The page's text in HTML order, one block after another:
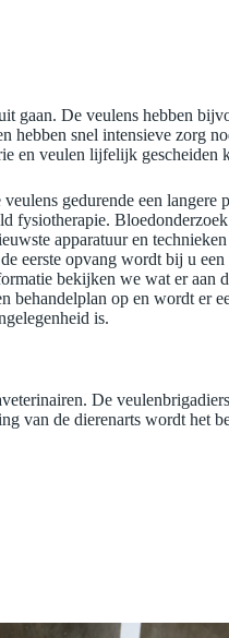
gaan. De veulens hebben
hebben snel intensieve
en veulen lijfelijk gescheiden
gedurende een
apparatuur en
eerste opvang wordt bij u
bekijken we wat er
op en wordt er
is.
De
van de dierenarts wordt het